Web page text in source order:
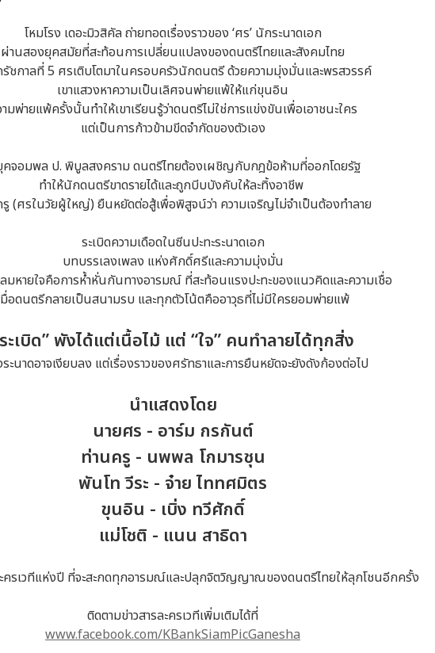
โหมโรง เดอะมิวสิคัล ถ่ายทอดเรื่องราวของ ‘ศร’ นักระนาดเอก
ผ่านสองยุคสมัยที่สะท้อนการเปลี่ยนแปลงของดนตรีไทยและสังคมไทย
ชกาลที่ 5 ศรเติบโตมาในครอบครัวนักดนตรี ด้วยความมุ่งมั่นและพรสวรรค์
เขาแสวงหาความเป็นเลิศจนพ่ายแพ้ให้แก่ขุนอิน
มพ่ายแพ้ครั้งนั้นทำให้เขาเรียนรู้ว่าดนตรีไม่ใช่การแข่งขันเพื่อเอาชนะใคร
แต่เป็นการก้าวข้ามขีดจำกัดของตัวเอง
คจอมพล ป. พิบูลสงคราม ดนตรีไทยต้องเผชิญกับกฎข้อห้ามที่ออกโดยรัฐ
ทำให้นักดนตรีขาดรายได้และถูกบีบบังคับให้ละทิ้งอาชีพ
(ศรในวัยผู้ใหญ่) ยืนหยัดต่อสู้เพื่อพิสูจน์ว่า ความเจริญไม่จำเป็นต้องทำลาย
ระเบิดความเดือดในซีนปะทะระนาดเอก
บทบรรเลงเพลง แห่งศักดิ์ศรีและความมุ่งมั่น
มหายใจคือการห้ำหั่นกันทางอารมณ์ ที่สะท้อนแรงปะทะของแนวคิดและความเชื่อ
มื่อดนตรีกลายเป็นสนามรบ และทุกตัวโน้ตคืออาวุธที่ไม่มีใครยอมพ่ายแพ้
ะเบิด” พังได้แต่เนื้อไม้ แต่ “ใจ” คนทำลายได้ทุกสิ่ง
ระนาดอาจเงียบลง แต่เรื่องราวของศรัทธาและการยืนหยัดจะยังดังก้องต่อไป
นำแสดงโดย
นายศร - อาร์ม กรกันต์
ท่านครู - นพพล โกมารชุน
พันโท วีระ - จ๋าย ไททศมิตร
ขุนอิน - เบิ่ง ทวีศักดิ์
แม่โชติ - แนน สาธิดา
ครเวทีแห่งปี ที่จะสะกดทุกอารมณ์และปลุกจิตวิญญาณของดนตรีไทยให้ลุกโชนอีกครั้ง
ติดตามข่าวสารละครเวทีเพิ่มเติมได้ที่
www.facebook.com/KBankSiamPicGanesha